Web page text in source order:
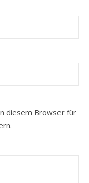
diesem Browser für